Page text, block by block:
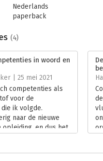
een must voor iedere coach die
editie
wordt de nieuwe,
het ICF-competentiemodel
nu uit acht in plaats van elf
nieuwe competentie
Nederlands
paperback
Boom
15-7-2021
Coaching en trainen
(4)
in woord en
| 25 mei 2021
competenties als
voor de
ik volgde.
naar de nieuwe
opleiding, en dus het